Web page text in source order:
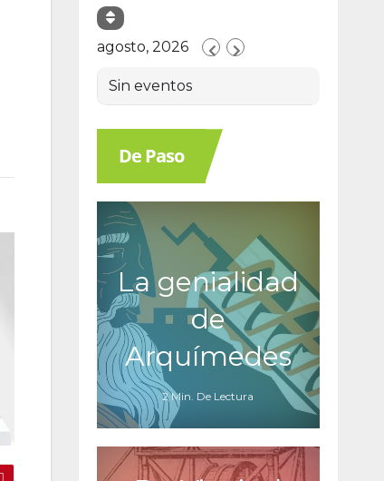
agosto, 2026
Sin eventos
De Paso
La genialidad
de
Arquímedes
2 Min. De Lectura